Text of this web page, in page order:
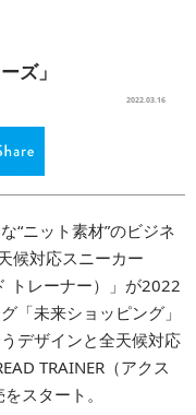
ズ」
2022.03.16
“ニット素材”のビジネ
候対応スニーカー
トレーナー）」が2022
「未来ショッピング」
デザインと全天候対応
TRAINER（アクス
スタート。